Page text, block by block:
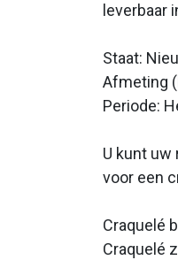
leverbaar
Staat:
Afmeting
Periode:
U kunt
voor een
Craquelé
Craquelé